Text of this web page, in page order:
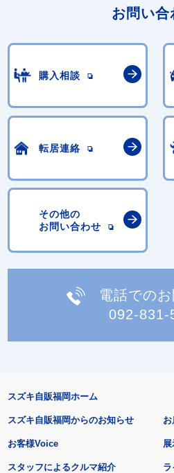
お問い合
購入相談
転居連絡
その他の
お問い合わせ
電話での
092-831-
スズキ自販福岡ホーム
スズキ自販福岡からのお知らせ
お客様Voice
スタッフによるクルマ紹介